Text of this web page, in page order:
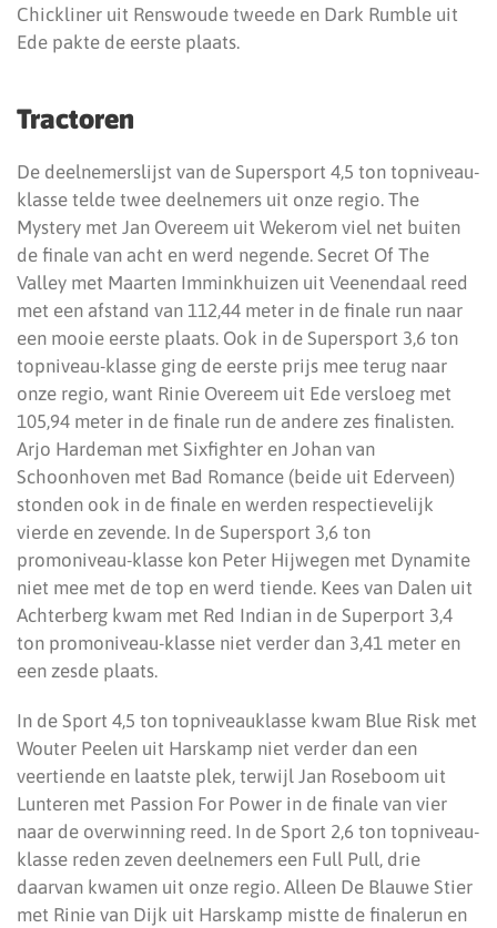
Chickliner uit Renswoude tweede en Dark Rumble uit
Ede pakte de eerste plaats.
Tractoren
De deelnemerslijst van de Supersport 4,5 ton topniveau-
klasse telde twee deelnemers uit onze regio. The
Mystery met Jan Overeem uit Wekerom viel net buiten
de finale van acht en werd negende. Secret Of The
Valley met Maarten Imminkhuizen uit Veenendaal reed
met een afstand van 112,44 meter in de finale run naar
een mooie eerste plaats. Ook in de Supersport 3,6 ton
topniveau-klasse ging de eerste prijs mee terug naar
onze regio, want Rinie Overeem uit Ede versloeg met
105,94 meter in de finale run de andere zes finalisten.
Arjo Hardeman met Sixfighter en Johan van
Schoonhoven met Bad Romance (beide uit Ederveen)
stonden ook in de finale en werden respectievelijk
vierde en zevende. In de Supersport 3,6 ton
promoniveau-klasse kon Peter Hijwegen met Dynamite
niet mee met de top en werd tiende. Kees van Dalen uit
Achterberg kwam met Red Indian in de Superport 3,4
ton promoniveau-klasse niet verder dan 3,41 meter en
een zesde plaats.
In de Sport 4,5 ton topniveauklasse kwam Blue Risk met
Wouter Peelen uit Harskamp niet verder dan een
veertiende en laatste plek, terwijl Jan Roseboom uit
Lunteren met Passion For Power in de finale van vier
naar de overwinning reed. In de Sport 2,6 ton topniveau-
klasse reden zeven deelnemers een Full Pull, drie
daarvan kwamen uit onze regio. Alleen De Blauwe Stier
met Rinie van Dijk uit Harskamp mistte de finalerun en